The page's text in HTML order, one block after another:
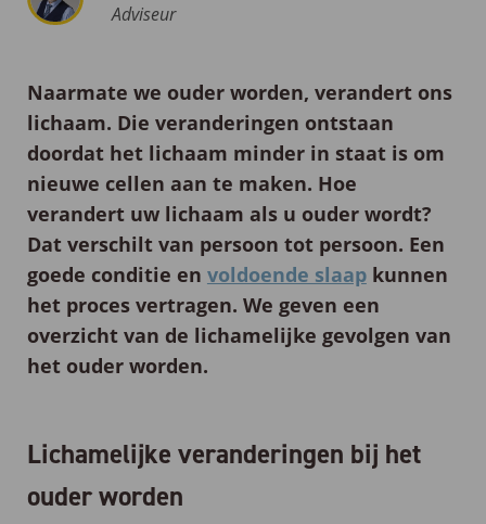
Adviseur
Naarmate we ouder worden, verandert ons
lichaam. Die veranderingen ontstaan
doordat het lichaam minder in staat is om
nieuwe cellen aan te maken. Hoe
verandert uw lichaam als u ouder wordt?
Dat verschilt van persoon tot persoon. Een
goede conditie en voldoende slaapkunnen
het proces vertragen. We geven een
overzicht van de lichamelijke gevolgen van
het ouder worden.
Lichamelijke veranderingen bij het
ouder worden